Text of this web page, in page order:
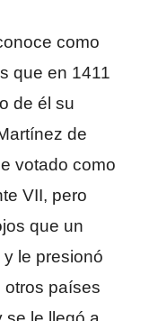
como
que en 1411
de él su
de
votado como
VII, pero
que un
le presionó
otros países